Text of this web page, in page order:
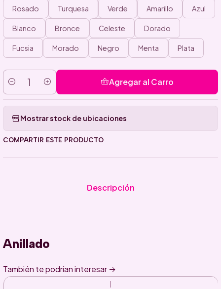
Rosado Turquesa Verde Amarillo Azul
Blanco Bronce Celeste Dorado
Fucsia Morado Negro Menta Plata
Cantidad
Agregar al Carro
Mostrar stock de ubicaciones
COMPARTIR ESTE PRODUCTO
Descripción
Anillado
También te podrían interesar